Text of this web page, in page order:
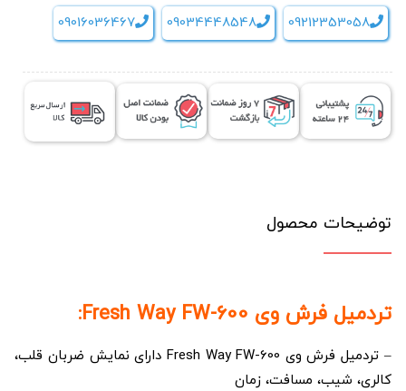
09212353058
09034448548
09016036467
توضیحات محصول
تردمیل فرش وی Fresh Way FW-600:
– تردمیل فرش وی Fresh Way FW-600 دارای نمایش ضربان قلب،
کالری، شیب، مسافت، زمان